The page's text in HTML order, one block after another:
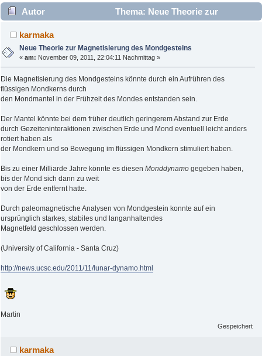
Autor
Thema: Neue Theorie zur
Magnetisierung des Mondgesteins (Gelesen 3221 mal)
karmaka
Neue Theorie zur Magnetisierung des Mondgesteins
«am: November 09, 2011, 22:04:11 Nachmittag »
Die Magnetisierung des Mondgesteins könnte durch ein Aufrühren des
flüssigen Mondkerns durch
den Mondmantel in der Frühzeit des Mondes entstanden sein.
Der Mantel könnte bei dem früher deutlich geringerem Abstand zur Erde
durch Gezeiteninteraktionen zwischen Erde und Mond eventuell leicht anders
rotiert haben als
der Mondkern und so Bewegung im flüssigen Mondkern stimuliert haben.
Bis zu einer Milliarde Jahre könnte es diesen Monddynamo gegeben haben,
bis der Mond sich dann zu weit
von der Erde entfernt hatte.
Durch paleomagnetische Analysen von Mondgestein konnte auf ein
ursprünglich starkes, stabiles und langanhaltendes
Magnetfeld geschlossen werden.
(University of California - Santa Cruz)
http://news.ucsc.edu/2011/11/lunar-dynamo.html
Martin
Gespeichert
karmaka